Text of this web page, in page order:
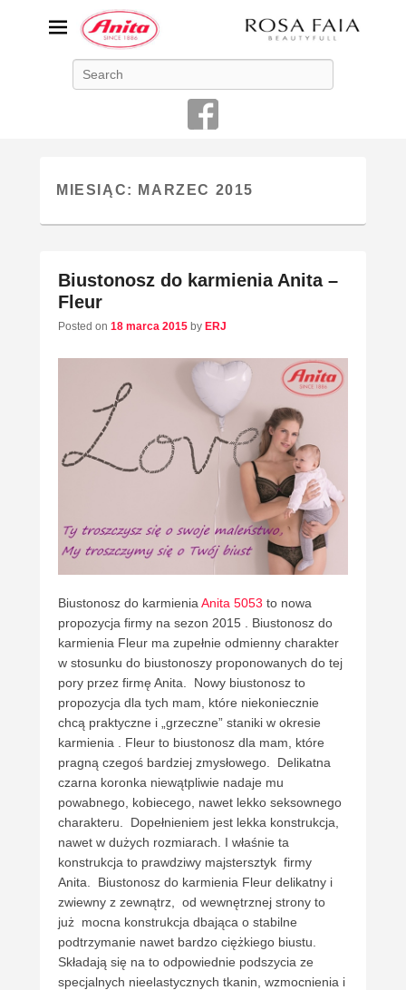
ANITA-unikalna bielizna
damska
Niemiecka firma Anita jest od 1886 roku producentem bielizny
damskiej o najwyższej jakości
MIESIĄC: MARZEC 2015
Biustonosz do karmienia Anita –
Fleur
Posted on 18 marca 2015 by ERJ
Biustonosz do karmienia Anita 5053 to nowa
propozycja firmy na sezon 2015 . Biustonosz do
karmienia Fleur ma zupełnie odmienny charakter
w stosunku do biustonoszy proponowanych do tej
pory przez firmę Anita. Nowy biustonosz to
propozycja dla tych mam, które niekoniecznie
chcą praktyczne i „grzeczne” staniki w okresie
karmienia . Fleur to biustonosz dla mam, które
pragną czegoś bardziej zmysłowego. Delikatna
czarna koronka niewątpliwie nadaje mu
powabnego, kobiecego, nawet lekko seksownego
charakteru. Dopełnieniem jest lekka konstrukcja,
nawet w dużych rozmiarach. I właśnie ta
konstrukcja to prawdziwy majstersztyk firmy
Anita. Biustonosz do karmienia Fleur delikatny i
zwiewny z zewnątrz, od wewnętrznej strony to
już mocna konstrukcja dbająca o stabilne
podtrzymanie nawet bardzo ciężkiego biustu.
Składają się na to odpowiednie podszycia ze
specjalnych nieelastycznych tkanin, wzmocnienia i